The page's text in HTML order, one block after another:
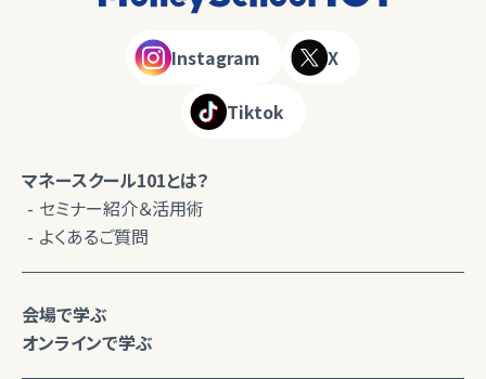
Instagram X
Tiktok
マネースクール101とは？
セミナー紹介＆活用術
よくあるご質問
会場で学ぶ
オンラインで学ぶ